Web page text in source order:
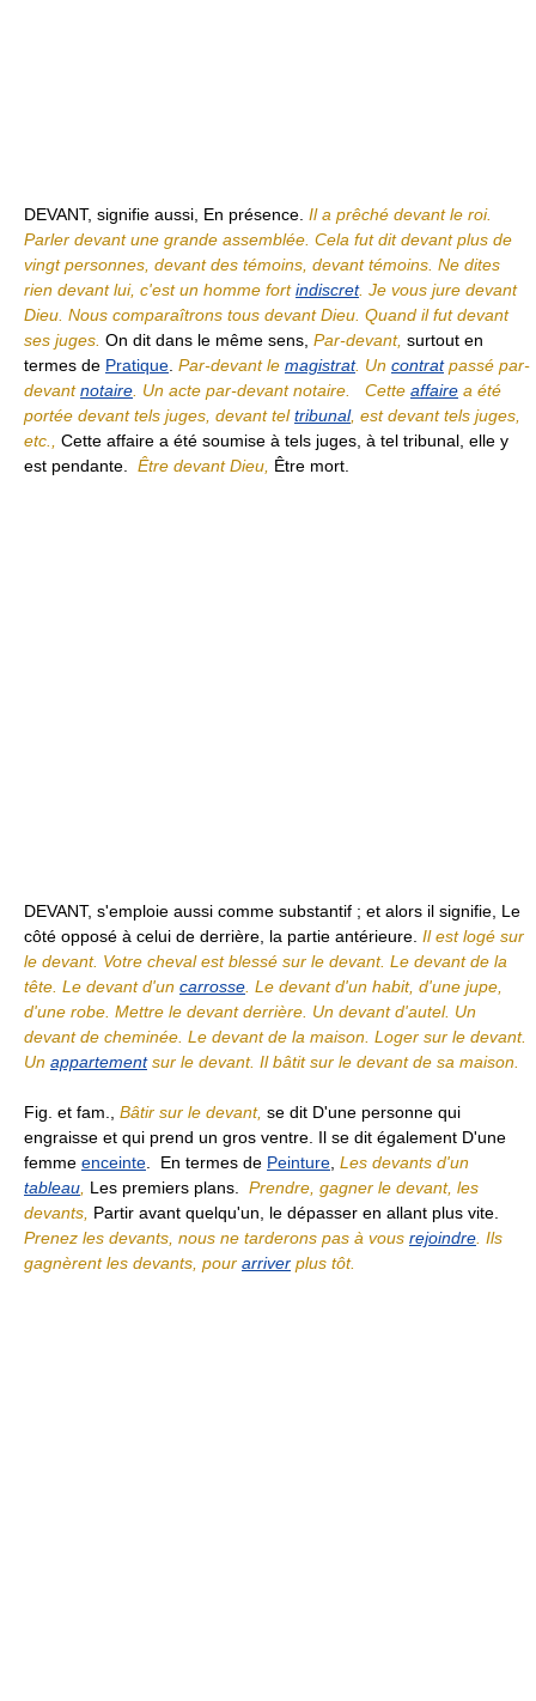
DEVANT, signifie aussi, En présence. Il a prêché devant le roi.
Parler devant une grande assemblée. Cela fut dit devant plus de
vingt personnes, devant des témoins, devant témoins. Ne dites
rien devant lui, c'est un homme fortindiscret. Je vous jure devant
Dieu. Nous comparaîtrons tous devant Dieu. Quand il fut devant
ses juges. On dit dans le même sens, Par-devant, surtout en
termes de Pratique Par-devant le magistrat. Un contratpassé par-
devantnotaire . Un acte par-devant notaire. Cette affaire a été
portée devant tels juges, devant teltribunal, est devant tels juges,
etc.,
Cette affaire a été soumise à tels juges, à tel tribunal, elle y
est pendante.
Être devant Dieu, Être mort.
DEVANT, s'emploie aussi comme substantif ; et alors il signifie, Le
côté opposé à celui de derrière, la partie antérieure. Il est logé sur
le devant. Votre cheval est blessé sur le devant. Le devant de la
tête. Le devant d'un carrosse . Le devant d'un habit, d'une jupe,
d'une robe. Mettre le devant derrière. Un devant d'autel. Un
devant de cheminée. Le devant de la maison. Loger sur le devant.
Un appartementsur le devant. Il bâtit sur le devant de sa maison.
Fig. et fam., Bâtir sur le devant, se dit D'une personne qui
engraisse et qui prend un gros ventre. Il se dit également D'une
femme enceinte . En termes de Peinture Les devants d'un
tableau Les premiers plans.
Prendre, gagner le devant, les
devants, Partir avant quelqu'un, le dépasser en allant plus vite.
Prenez les devants, nous ne tarderons pas à vous rejoindre . Ils
gagnèrent les devants, pour arriver plus tôt.